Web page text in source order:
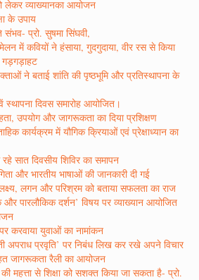
लेकर व्याख्यानका आयोजन
के उपाय
प्रो. सुषमा सिंघवी,
में कवियों ने हंसाया, गुदगुदाया, वीर रस से किया
ने बताई शांति की पृष्ठभूमि और प्रतिस्थापना के
दिवस समारोह आयोजित।
उपयोग और जागरूकता का दिया प्रशिक्षण
कार्यक्रम में यौगिक क्रियाओं एवं प्रेक्षाध्यान का
सात दिवसीय शिविर का समापन
और भारतीय भाषाओं की जानकारी दी गई
लगन और परिश्रम को बताया सफलता का राज
और पारलौकिक दर्शन’ विषय पर व्याख्यान आयोजित
करवाया युवाओं का नामांकन
अपराध प्रवृति’ पर निबंध लिख कर रखे अपने विचार
जागरूकता रैली का आयोजन
महत्ता से शिक्षा को सशक्त किया जा सकता है- प्रो.